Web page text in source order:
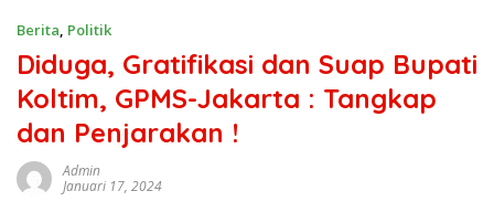
Berita, Politik
Diduga, Gratifikasi dan Suap Bupati
Koltim, GPMS-Jakarta : Tangkap
dan Penjarakan !
Admin
Januari 17, 2024